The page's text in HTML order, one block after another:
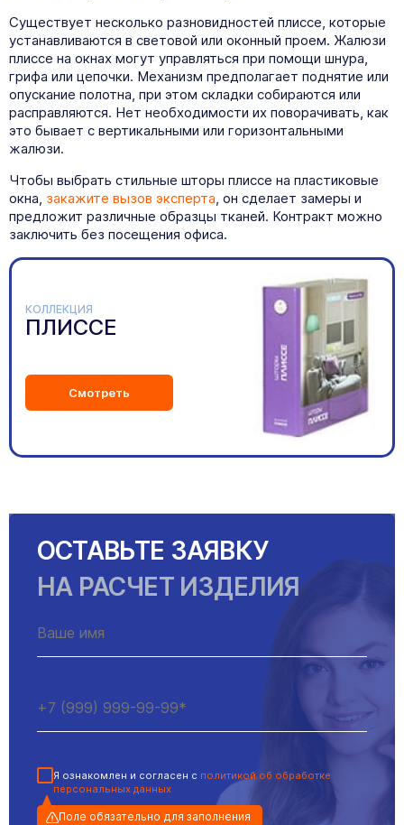
Существует несколько разновидностей плиссе, которые
устанавливаются в световой или оконный проем. Жалюзи
плиссе на окнах могут управляться при помощи шнура,
грифа или цепочки. Механизм предполагает поднятие или
опускание полотна, при этом складки собираются или
расправляются. Нет необходимости их поворачивать, как
это бывает с вертикальными или горизонтальными
жалюзи.
Чтобы выбрать стильные шторы плиссе на пластиковые
окна, закажите вызов эксперта, он сделает замеры и
предложит различные образцы тканей. Контракт можно
заключить без посещения офиса.
КОЛЛЕКЦИЯ
ПЛИССЕ
Смотреть
ОСТАВЬТЕ ЗАЯВКУ
НА РАСЧЕТ ИЗДЕЛИЯ
Я ознакомлен и согласен с политикой об обработке
персональных данных
Поле обязательно для заполнения